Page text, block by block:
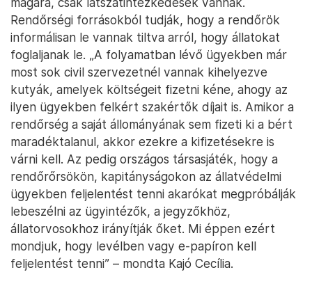
Rendőrségi forrásokból tudják, hogy a rendőrök
informálisan le vannak tiltva arról, hogy állatokat
foglaljanak le. „A folyamatban lévő ügyekben már
most sok civil szervezetnél vannak kihelyezve
kutyák, amelyek költségeit fizetni kéne, ahogy az
ilyen ügyekben felkért szakértők díjait is. Amikor a
rendőrség a saját állományának sem fizeti ki a bért
maradéktalanul, akkor ezekre a kifizetésekre is
várni kell. Az pedig országos társasjáték, hogy a
rendőrőrsökön, kapitányságokon az állatvédelmi
ügyekben feljelentést tenni akarókat megpróbálják
lebeszélni az ügyintézők, a jegyzőkhöz,
állatorvosokhoz irányítják őket. Mi éppen ezért
mondjuk, hogy levélben vagy e-papíron kell
feljelentést tenni” – mondta Kajó Cecília.